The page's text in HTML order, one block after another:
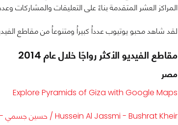
المراكز العشر المتقدمة بناءً على التعليقات والمشاركات
لقد شاهد محبو يوتيوب عدداُ كبيراُ ومتنوعاُ من مقاطع
مقاطع الفيديو الأكثر رواجًا خلال عام 2014
مصر
Explore Pyramids of Giza with Google Maps
Hussein Al Jassmi - Bushrat Kheir / حسين جسمي - بشرة خير